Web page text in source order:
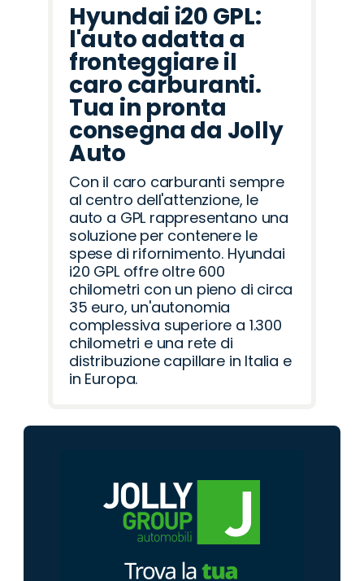
Hyundai i20 GPL:
l'auto adatta a
fronteggiare il
caro carburanti.
Tua in pronta
consegna da Jolly
Auto
Con il caro carburanti sempre
al centro dell'attenzione, le
auto a GPL rappresentano una
soluzione per contenere le
spese di rifornimento. Hyundai
i20 GPL offre oltre 600
chilometri con un pieno di circa
35 euro, un'autonomia
complessiva superiore a 1.300
chilometri e una rete di
distribuzione capillare in Italia e
in Europa.